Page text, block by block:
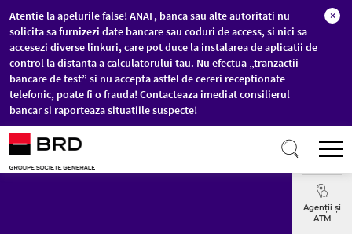
Sari la conținutul principal
Atentie la apelurile false! ANAF, banca sau alte autoritati nu
solicita sa furnizezi date bancare sau coduri de access, si nici sa
accesezi diverse linkuri, care pot duce la instalarea de aplicatii de
control la distanta a calculatorului tau. Nu efectua „tranzactii
bancare de test” si nu accepta astfel de cereri receptionate
telefonic, poate fi o frauda! Contacteaza imediat consilierul
bancar si raporteaza situatiile suspecte!
×
Curs
Agenții și
ATM